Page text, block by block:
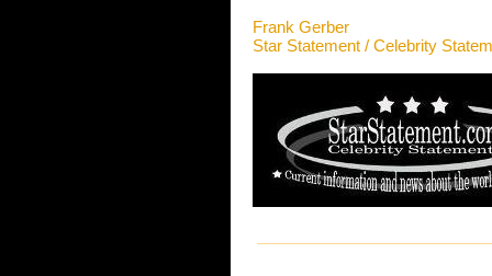
Frank Gerber
Star Statement / Celebrity